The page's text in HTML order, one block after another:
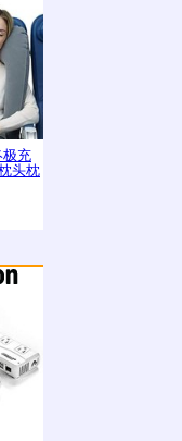
极充
头枕